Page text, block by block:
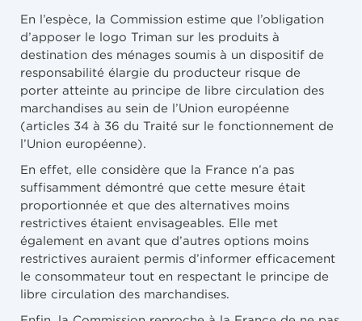
En l’espèce, la Commission estime que l’obligation
d’apposer le logo Triman sur les produits à
destination des ménages soumis à un dispositif de
responsabilité élargie du producteur risque de
porter atteinte au principe de libre circulation des
marchandises au sein de l’Union européenne
(articles 34 à 36 du Traité sur le fonctionnement de
l’Union européenne).
En effet, elle considère que la France n’a pas
suffisamment démontré que cette mesure était
proportionnée et que des alternatives moins
restrictives étaient envisageables. Elle met
également en avant que d’autres options moins
restrictives auraient permis d’informer efficacement
le consommateur tout en respectant le principe de
libre circulation des marchandises.